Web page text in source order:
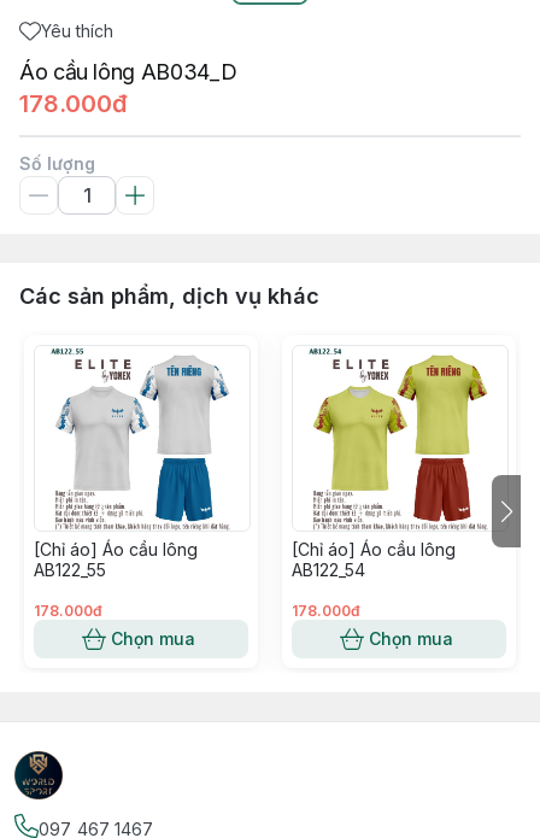
Yêu thích
Áo cầu lông AB034_D
178.000đ
Số lượng
Các sản phẩm, dịch vụ khác
[Chỉ áo] Áo cầu lông
AB122_55
178.000đ
Chọn mua
[Chỉ áo] Áo cầu lông
AB122_54
178.000đ
Chọn mua
097 467 1467